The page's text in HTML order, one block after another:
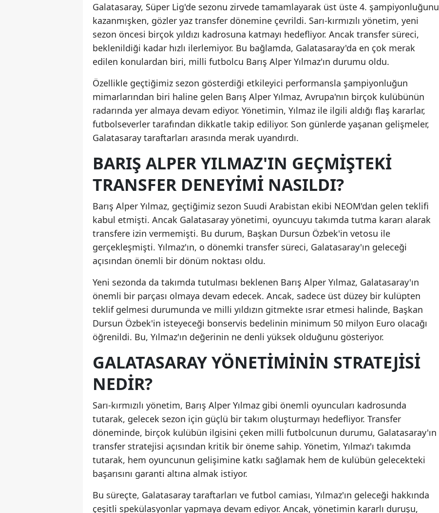
Gümüşhane
Hakkari
Hatay
Isparta
Mersin
İstanbul
İzmir
Kastamonu
Kayseri
Kırklareli
Kırşehir
Kocaeli
Malatya
Manisa
Mardin
Muş
Nevşehir
Niğde
Rize
Sakarya
Galatasaray, Süper Lig'de sezonu zirvede tamamlayarak üst üste 4. şampiyonluğunu
kazanmışken, gözler yaz transfer dönemine çevrildi. Sarı-kırmızılı yönetim, yeni
sezon öncesi birçok yıldızı kadrosuna katmayı hedefliyor. Ancak transfer süreci,
beklenildiği kadar hızlı ilerlemiyor. Bu bağlamda, Galatasaray'da en çok merak
edilen konulardan biri, milli futbolcu Barış Alper Yılmaz'ın durumu oldu.
Özellikle geçtiğimiz sezon gösterdiği etkileyici performansla şampiyonluğun
mimarlarından biri haline gelen Barış Alper Yılmaz, Avrupa'nın birçok kulübünün
radarında yer almaya devam ediyor. Yönetimin, Yılmaz ile ilgili aldığı flaş kararlar,
futbolseverler tarafından dikkatle takip ediliyor. Son günlerde yaşanan gelişmeler,
Galatasaray taraftarları arasında merak uyandırdı.
BARIŞ ALPER YILMAZ'IN GEÇMIŞTEKI
TRANSFER DENEYIMI NASILDI?
Barış Alper Yılmaz, geçtiğimiz sezon Suudi Arabistan ekibi NEOM'dan gelen teklifi
kabul etmişti. Ancak Galatasaray yönetimi, oyuncuyu takımda tutma kararı alarak
transfere izin vermemişti. Bu durum, Başkan Dursun Özbek'in vetosu ile
gerçekleşmişti. Yılmaz'ın, o dönemki transfer süreci, Galatasaray'ın geleceği
açısından önemli bir dönüm noktası oldu.
Yeni sezonda da takımda tutulması beklenen Barış Alper Yılmaz, Galatasaray'ın
önemli bir parçası olmaya devam edecek. Ancak, sadece üst düzey bir kulüpten
teklif gelmesi durumunda ve milli yıldızın gitmekte ısrar etmesi halinde, Başkan
Dursun Özbek'in isteyeceği bonservis bedelinin minimum 50 milyon Euro olacağı
öğrenildi. Bu, Yılmaz'ın değerinin ne denli yüksek olduğunu gösteriyor.
GALATASARAY YÖNETIMININ STRATEJISI
NEDIR?
Sarı-kırmızılı yönetim, Barış Alper Yılmaz gibi önemli oyuncuları kadrosunda
tutarak, gelecek sezon için güçlü bir takım oluşturmayı hedefliyor. Transfer
döneminde, birçok kulübün ilgisini çeken milli futbolcunun durumu, Galatasaray'ın
transfer stratejisi açısından kritik bir öneme sahip. Yönetim, Yılmaz'ı takımda
tutarak, hem oyuncunun gelişimine katkı sağlamak hem de kulübün gelecekteki
başarısını garanti altına almak istiyor.
Bu süreçte, Galatasaray taraftarları ve futbol camiası, Yılmaz'ın geleceği hakkında
çeşitli spekülasyonlar yapmaya devam ediyor. Ancak, yönetimin kararlı duruşu,